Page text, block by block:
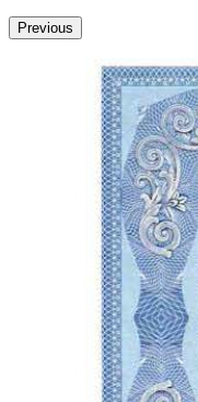
Previous